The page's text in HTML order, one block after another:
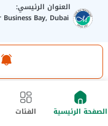
العنوان الرئيسي:
Bay, Dubai
تواصل معنا
الصفحة الرئيسية الفئات